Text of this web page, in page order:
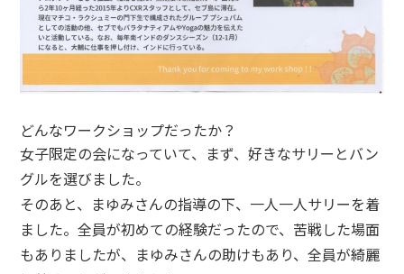
どんなワークショップだったか？
女子限定の会になっていて、まず、好きなサリーとバン
グルを選びました。
そのあと、まゆみさんの指導の下、一人一人サリーを着
ました。全員が初めての経験だったので、苦戦した場面
もありましたが、まゆみさんの助けもあり、全員が綺麗